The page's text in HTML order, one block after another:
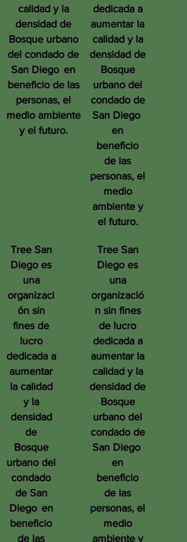
calidad y la
densidad de
Bosque urbano
del condado de
San Diego en
beneficio de las
personas, el
medio ambiente
y el futuro.
Tree San
Diego es
una
organizaci
ón sin
fines de
lucro
dedicada a
aumentar
la calidad
y la
densidad
de
Bosque
urbano del
condado
de San
Diego en
beneficio
de las
dedicada a
aumentar la
calidad y la
densidad de
Bosque
urbano del
condado de
San Diego
en
beneficio
de las
personas, el
medio
ambiente y
el futuro.
Tree San
Diego es
una
organizació
n sin fines
de lucro
dedicada a
aumentar la
calidad y la
densidad de
Bosque
urbano del
condado de
San Diego
en
beneficio
de las
personas, el
medio
ambiente y